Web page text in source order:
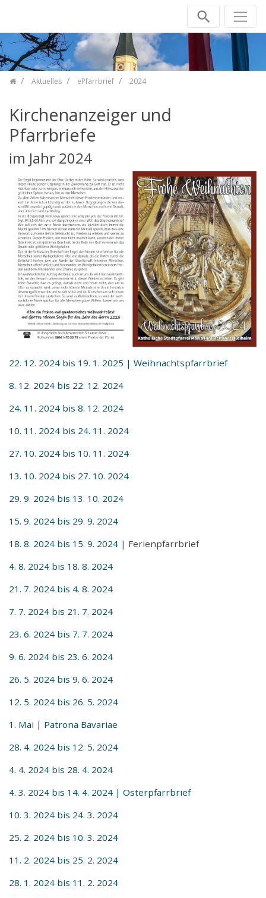
Zum Inhalt springen
Aktuelles ePfarrbrief 2024
Kirchenanzeiger und
Pfarrbriefe
im Jahr 2024
22. 12. 2024 bis 19. 1. 2025 | Weihnachtspfarrbrief
8. 12. 2024 bis 22. 12. 2024
24. 11. 2024 bis 8. 12. 2024
10. 11. 2024 bis 24. 11. 2024
27. 10. 2024 bis 10. 11. 2024
13. 10. 2024 bis 27. 10. 2024
29. 9. 2024 bis 13. 10. 2024
15. 9. 2024 bis 29. 9. 2024
18. 8. 2024 bis 15. 9. 2024 | Ferienpfarrbrief
4. 8. 2024 bis 18. 8. 2024
21. 7. 2024 bis 4. 8. 2024
7. 7. 2024 bis 21. 7. 2024
23. 6. 2024 bis 7. 7. 2024
9. 6. 2024 bis 23. 6. 2024
26. 5. 2024 bis 9. 6. 2024
12. 5. 2024 bis 26. 5. 2024
1. Mai | Patrona Bavariae
28. 4. 2024 bis 12. 5. 2024
4. 4. 2024 bis 28. 4. 2024
4. 3. 2024 bis 14. 4. 2024 | Osterpfarrbrief
10. 3. 2024 bis 24. 3. 2024
25. 2. 2024 bis 10. 3. 2024
11. 2. 2024 bis 25. 2. 2024
28. 1. 2024 bis 11. 2. 2024